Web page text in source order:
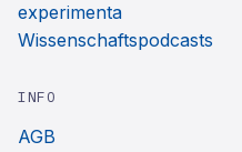
experimenta
Wissenschaftspodcasts
INFO
AGB